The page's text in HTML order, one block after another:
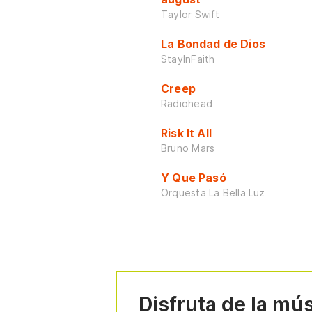
Taylor Swift
La Bondad de Dios
StayInFaith
Creep
Radiohead
Risk It All
Bruno Mars
Y Que Pasó
Orquesta La Bella Luz
Disfruta de la